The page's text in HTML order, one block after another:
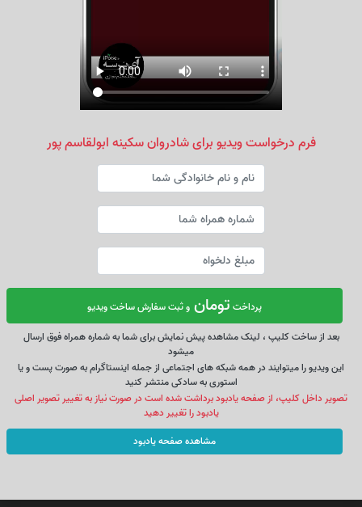
فرم درخواست ویدیو برای شادروان سکینه ابولقاسم پور
پرداخت تومان و ثبت سفارش ساخت ویدیو
بعد از ساخت کلیپ ، لینک مشاهده پیش نمایش برای شما به شماره همراه فوق ارسال
میشود
این ویدیو را میتوایند در همه شبکه های اجتماعی از جمله اینستاگرام به صورت پست و یا
استوری به سادکی منتشر کنید
تصویر داخل کلیپ، از صفحه یادبود برداشت شده است در صورت نیاز به تغییر تصویر اصلی
یادبود را تغییر دهید
مشاهده صفحه یادبود